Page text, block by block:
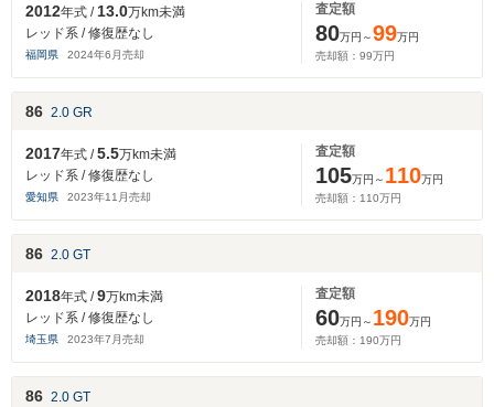
2012年式 /13.0万km未満
レッド系 / 修復歴なし
福岡県 2024年6 月売却
査定額
80万円～99万円
売却額： 99万円
86 2.0 GR
2017年式 /5.5万km未満
レッド系 / 修復歴なし
愛知県 2023年11 月売却
査定額
105万円～ 110万円
売却額： 110万円
86 2.0 GT
2018年式 /9万km未満
レッド系 / 修復歴なし
埼玉県 2023年7 月売却
査定額
60万円～ 190万円
売却額： 190万円
86 2.0 GT